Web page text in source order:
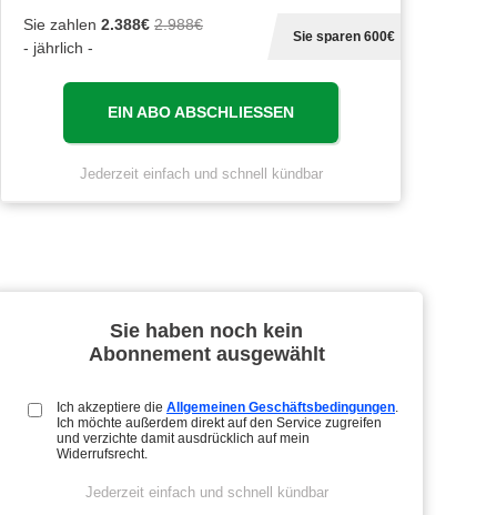
Sie zahlen 2.388€ 2.988€
- jährlich -
Sie sparen 600€
EIN ABO ABSCHLIESSEN
Jederzeit einfach und schnell kündbar
Sie haben noch kein
Abonnement ausgewählt
Ich akzeptiere die Allgemeinen Geschäftsbedingungen.
Ich möchte außerdem direkt auf den Service zugreifen
und verzichte damit ausdrücklich auf mein
Widerrufsrecht.
Jederzeit einfach und schnell kündbar